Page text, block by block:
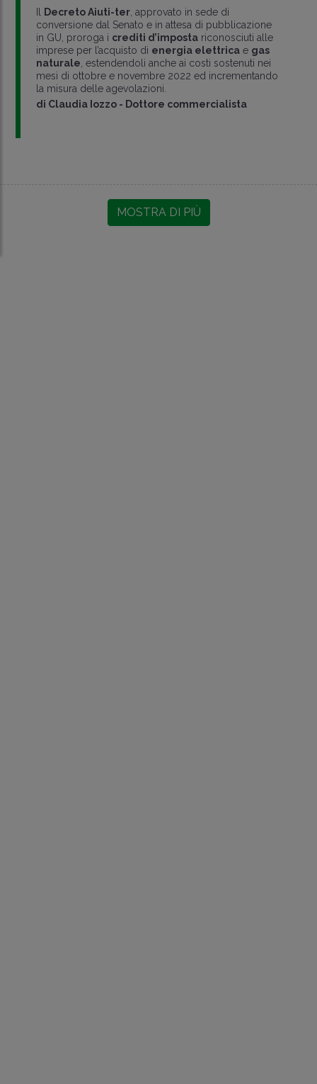
Decreto Aiuti-ter, approvato in sede di
conversione dal Senato e in attesa di pubblicazione
in GU, proroga i crediti d’impostariconosciuti alle
imprese per l’acquisto di energia elettricae gas
naturale , estendendoli anche ai costi sostenuti nei
mesi di ottobre e novembre 2022 ed incrementando
la misura delle agevolazioni.
di Claudia Iozzo - Dottore commercialista
MOSTRA DI PIÙ